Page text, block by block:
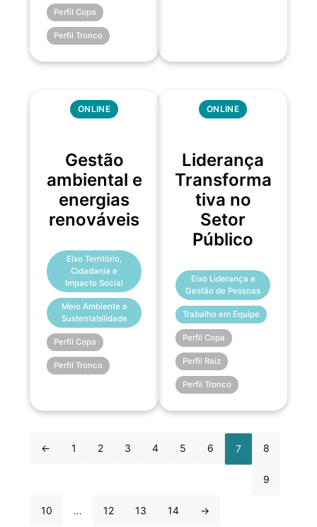
Perfil Copa
Perfil Tronco
ONLINE
Gestão
ambiental e
energias
renováveis
Eixo Território,
Cidadania e
Impacto Social
Meio Ambiente e
Sustentabilidade
Perfil Copa
Perfil Tronco
ONLINE
Liderança
Transforma
tiva no
Setor
Público
Eixo Liderança e
Gestão de Pessoas
Trabalho em Equipe
Perfil Copa
Perfil Raiz
Perfil Tronco
← 1 2 3 4 5 6 7 8
9
10 … 12 13 14 →